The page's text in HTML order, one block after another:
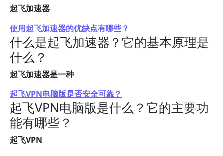
起飞加速器
使用起飞加速器的优缺点有哪些？
什么是起飞加速器？它的基本原理是
什么？
起飞加速器是一种
起飞VPN电脑版是否安全可靠？
起飞VPN电脑版是什么？它的主要功
能有哪些？
起飞VPN